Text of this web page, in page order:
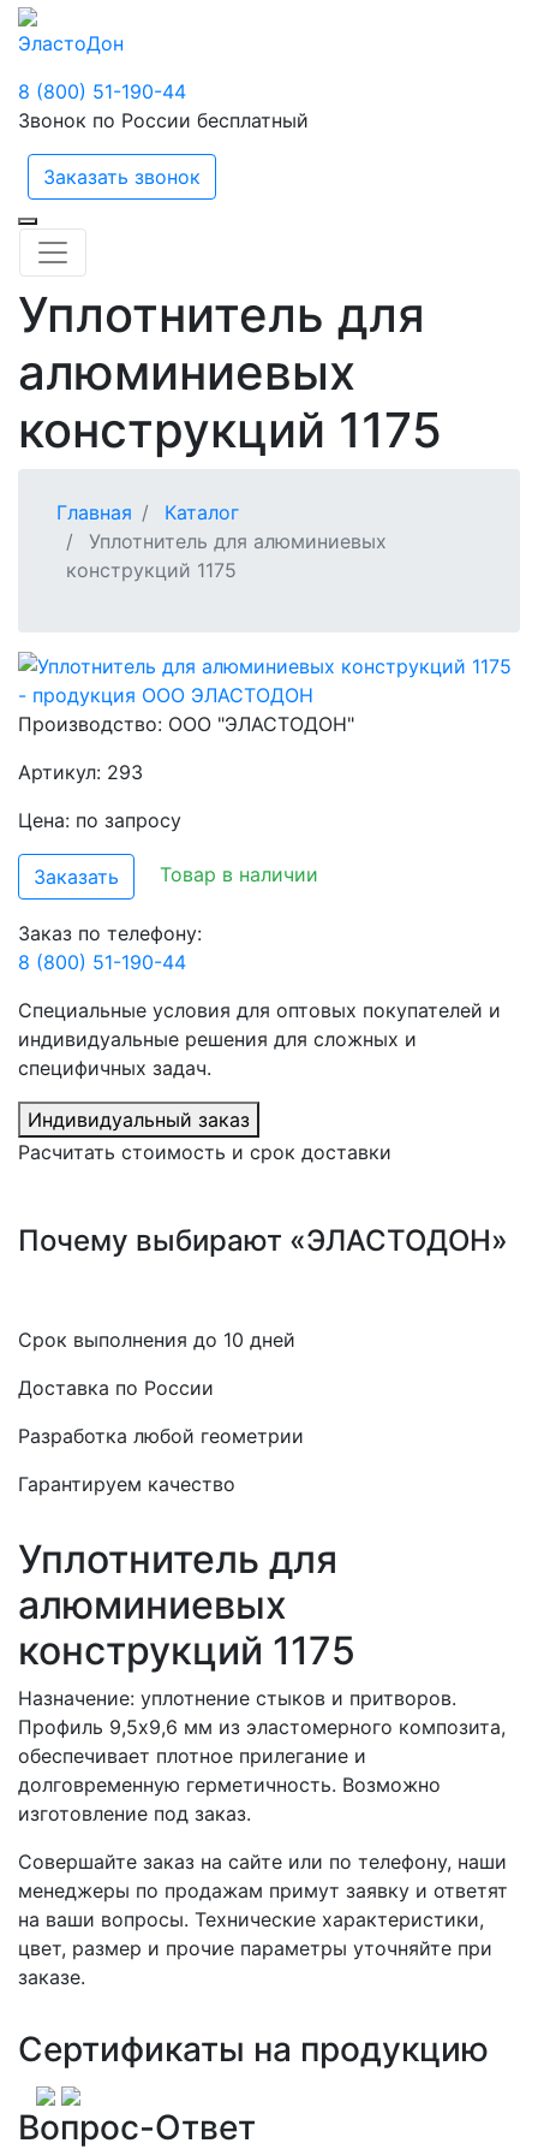
ЭластоДон
8 (800) 51-190-44
Звонок по России бесплатный
Заказать звонок
Уплотнитель для
алюминиевых
конструкций 1175
Главная
Каталог
Уплотнитель для алюминиевых
конструкций 1175
Производство: ООО "ЭЛАСТОДОН"
Артикул: 293
Цена: по запросу
Заказать Товар в наличии
Заказ по телефону:
8 (800) 51-190-44
Специальные условия для оптовых покупателей и
индивидуальные решения для сложных и
специфичных задач.
Индивидуальный заказ
Расчитать стоимость и срок доставки
Почему выбирают «ЭЛАСТОДОН»
Срок выполнения до 10 дней
Доставка по России
Разработка любой геометрии
Гарантируем качество
Уплотнитель для
алюминиевых
конструкций 1175
Назначение: уплотнение стыков и притворов.
Профиль 9,5х9,6 мм из эластомерного композита,
обеспечивает плотное прилегание и
долговременную герметичность. Возможно
изготовление под заказ.
Совершайте заказ на сайте или по телефону, наши
менеджеры по продажам примут заявку и ответят
на ваши вопросы. Технические характеристики,
цвет, размер и прочие параметры уточняйте при
заказе.
Сертификаты на продукцию
Вопрос-Ответ